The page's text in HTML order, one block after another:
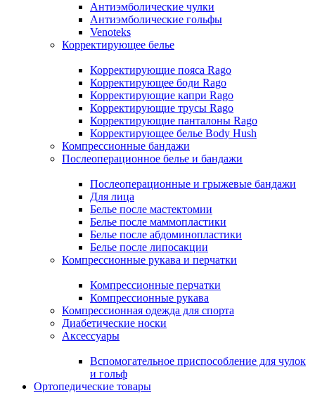
Антиэмболические чулки
Антиэмболические гольфы
Venoteks
Корректирующее белье
Корректирующие пояса Rago
Корректирующее боди Rago
Корректирующие капри Rago
Корректирующие трусы Rago
Корректирующие панталоны Rago
Корректирующее белье Body Hush
Компрессионные бандажи
Послеоперационное белье и бандажи
Послеоперационные и грыжевые бандажи
Для лица
Белье после мастектомии
Белье после маммопластики
Белье после абдоминопластики
Белье после липосакции
Компрессионные рукава и перчатки
Компрессионные перчатки
Компрессионные рукава
Компрессионная одежда для спорта
Диабетические носки
Аксессуары
Вспомогательное приспособление для чулок
и гольф
Ортопедические товары